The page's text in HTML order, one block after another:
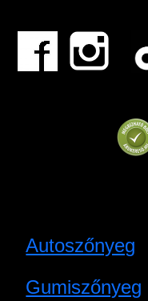
Autoszőnyeg
Gumiszőnyeg